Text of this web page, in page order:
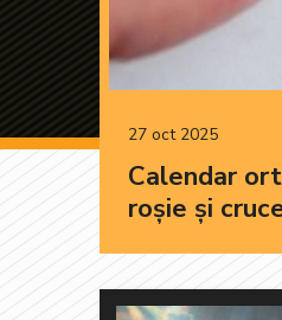
27 oct 2025
Calendar
roșie și